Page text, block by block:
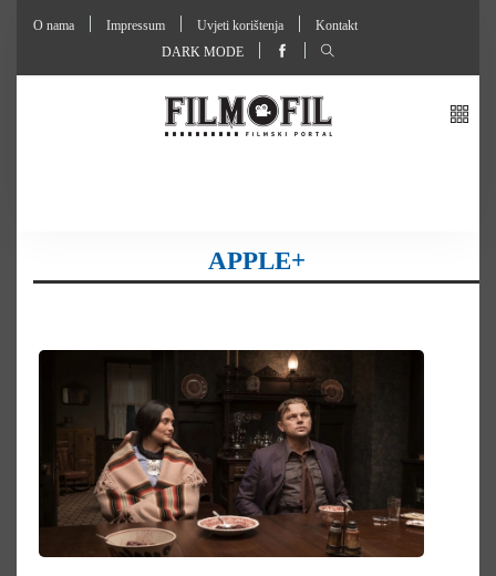
O nama Impressum Uvjeti korištenja
Kontakt
DARK MODE
APPLE+